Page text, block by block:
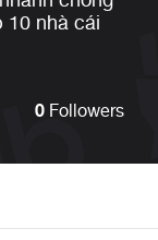
10 nhà cái
0 Followers